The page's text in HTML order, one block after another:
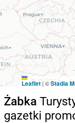
Leaflet |©Stadia
Żabka
gazetki